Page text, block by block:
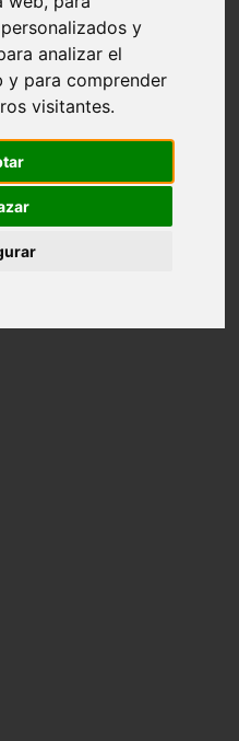
y
analizar el
y para comprender
visitantes.